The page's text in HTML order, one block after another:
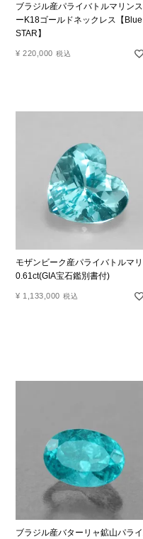
ブラジル産パライバトルマリン
ーK18ゴールドネックレス【Blue
STAR】
¥ 220,000 税込
モザンビーク産パライバトルマ
0.61ct(GIA宝石鑑別書付)
¥ 1,133,000 税込
ブラジル産バターリャ鉱山パラ